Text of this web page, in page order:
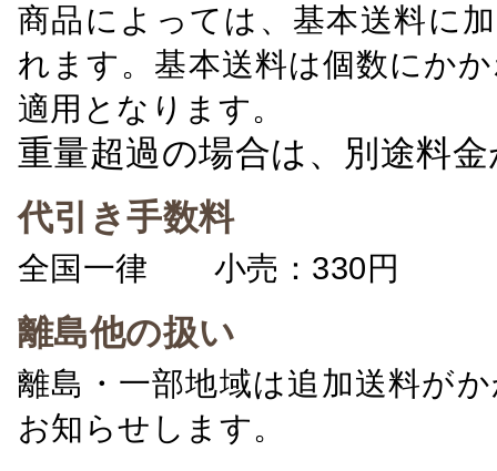
商品によっては、基本送料に
れます。基本送料は個数にか
適用となります。
重量超過の場合は、別途料
代引き手数料
全国一律 小売：330円 卸
離島他の扱い
離島・一部地域は追加送料が
お知らせします。